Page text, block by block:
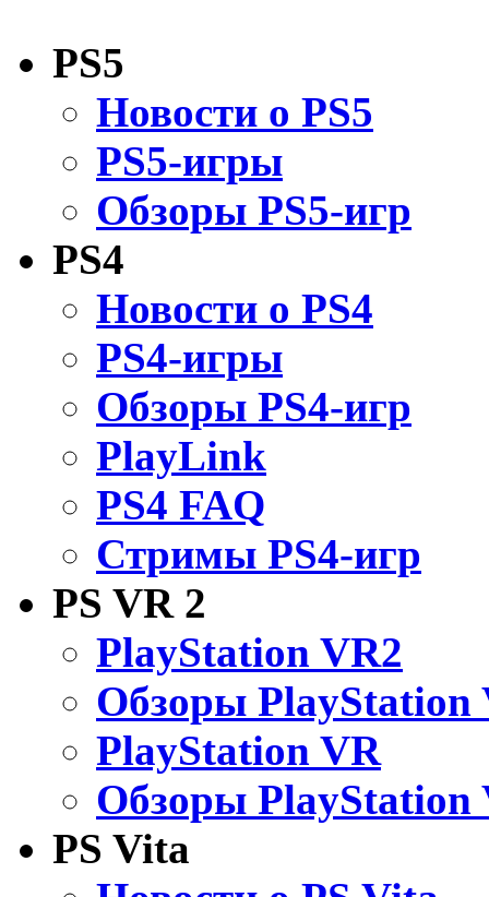
PS5
Новости о PS5
PS5-игры
Обзоры PS5-игр
PS4
Новости о PS4
PS4-игры
Обзоры PS4-игр
PlayLink
PS4 FAQ
Стримы PS4-игр
PS VR 2
PlayStation VR2
Обзоры PlayStation
PlayStation VR
Обзоры PlayStation
PS Vita